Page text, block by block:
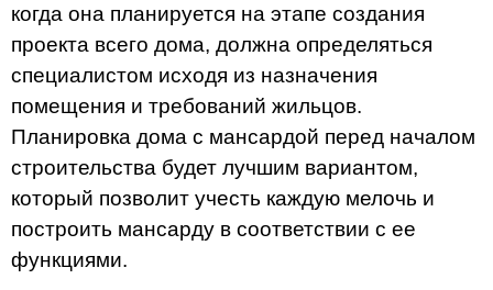
когда она планируется на этапе создания
проекта всего дома, должна определяться
специалистом исходя из назначения
помещения и требований жильцов.
Планировка дома с мансардой перед началом
строительства будет лучшим вариантом,
который позволит учесть каждую мелочь и
построить мансарду в соответствии с ее
функциями.